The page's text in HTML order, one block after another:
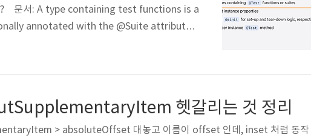
? 문서: A type containing test functions is a
annotated with the @Suite attribut
수를 포함하는 타입은 자동으로 테스트 스위트
헷갈리는 것 정리
> absoluteOffset 대놓고 이름이 offset 인데, inset 처럼 동작